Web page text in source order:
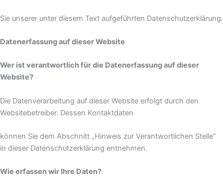
Sie unserer unter diesem Text aufgeführten Datenschutzerklärung.
Datenerfassung auf dieser Website
Wer ist verantwortlich für die Datenerfassung auf dieser
Website?
Die Datenverarbeitung auf dieser Website erfolgt durch den
Websitebetreiber. Dessen Kontaktdaten
können Sie dem Abschnitt „Hinweis zur Verantwortlichen Stelle“
in dieser Datenschutzerklärung entnehmen.
Wie erfassen wir Ihre Daten?